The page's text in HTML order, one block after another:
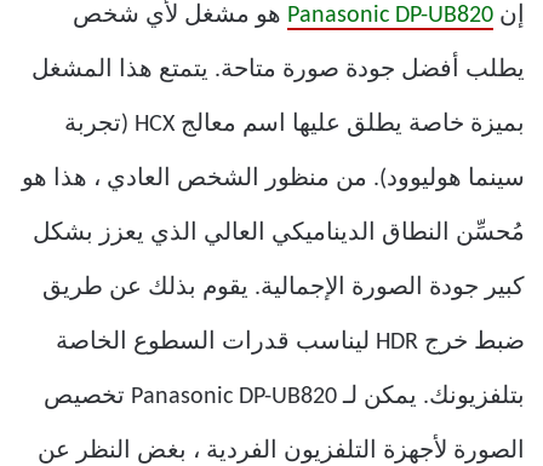
إن Panasonic DP-UB820 هو مشغل لأي شخص
يطلب أفضل جودة صورة متاحة. يتمتع هذا المشغل
بميزة خاصة يطلق عليها اسم معالج HCX (تجربة
سينما هوليوود). من منظور الشخص العادي ، هذا هو
مُحسِّن النطاق الديناميكي العالي الذي يعزز بشكل
كبير جودة الصورة الإجمالية. يقوم بذلك عن طريق
ضبط خرج HDR ليناسب قدرات السطوع الخاصة
بتلفزيونك. يمكن لـ Panasonic DP-UB820 تخصيص
الصورة لأجهزة التلفزيون الفردية ، بغض النظر عن